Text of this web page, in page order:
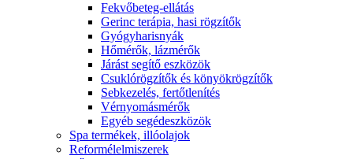
Fekvőbeteg-ellátás
Gerinc terápia, hasi rögzítők
Gyógyharisnyák
Hőmérők, lázmérők
Járást segítő eszközök
Csuklórögzítők és könyökrögzítők
Sebkezelés, fertőtlenítés
Vérnyomásmérők
Egyéb segédeszközök
Spa termékek, illóolajok
Reformélelmiszerek